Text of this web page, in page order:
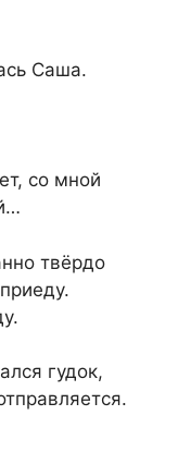
Саша.
со мной
твёрдо
гудок,